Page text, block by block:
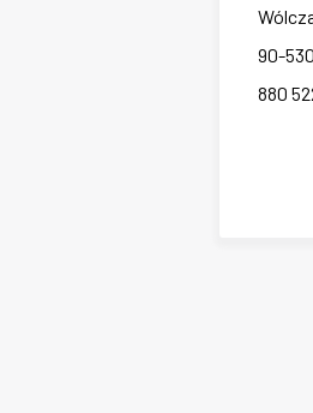
90-530
880